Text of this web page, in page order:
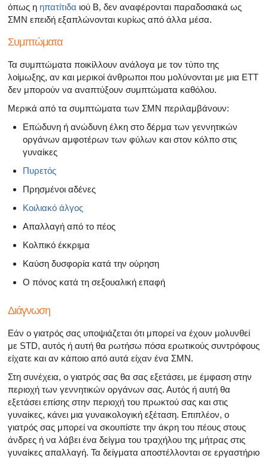
Όλα τα άρθρα για τη στυτική δυσλειτουργία
Όλα τα άρθρα για τις σχέσεις και στυτική δυσλειτουργία
Όλα τα άρθρα για τα σεξουαλικώς μεταδιδόμενα
Όλα τα άρθρα σχετικά με τη διαχείριση της σκλήρυνσης
όπως η ηπατίτιδα ιού Β, δεν αναφέρονται παραδοσιακά ως
ΣΜΝ επειδή εξαπλώνονται κυρίως από άλλα μέσα.
Συμπτώματα
Τα συμπτώματα ποικίλλουν ανάλογα με τον τύπο της
λοίμωξης, αν και μερικοί άνθρωποι που μολύνονται με μια ΕΤΤ
δεν μπορούν να αναπτύξουν συμπτώματα καθόλου.
Μερικά από τα συμπτώματα των ΣΜΝ περιλαμβάνουν:
Επώδυνη ή ανώδυνη έλκη στο δέρμα των γεννητικών
οργάνων αμφοτέρων των φύλων και στον κόλπο στις
γυναίκες
Πυρετός
Πρησμένοι αδένες
Κοιλιακό άλγος
Απαλλαγή από το πέος
Κολπικό έκκριμα
Καύση δυσφορία κατά την ούρηση
Ο πόνος κατά τη σεξουαλική επαφή
Διάγνωση
Εάν ο γιατρός σας υποψιάζεται ότι μπορεί να έχουν μολυνθεί
με STD, αυτός ή αυτή θα ρωτήσω πόσα ερωτικούς συντρόφους
είχατε και αν κάποιο από αυτά είχαν ένα ΣΜΝ.
Στη συνέχεια, ο γιατρός σας θα σας εξετάσει, με έμφαση στην
περιοχή των γεννητικών οργάνων σας. Αυτός ή αυτή θα
εξετάσει επίσης στην περιοχή του πρωκτού σας και στις
γυναίκες, κάνει μια γυναικολογική εξέταση. Επιπλέον, ο
γιατρός σας μπορεί να σκουπίστε την άκρη του πέους στους
άνδρες ή να λάβει ένα δείγμα του τραχήλου της μήτρας στις
γυναίκες απαλλαγή. Τα δείγματα αποστέλλονται σε εργαστήριο